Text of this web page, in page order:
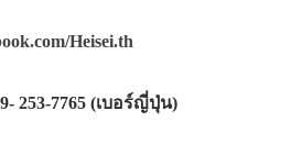
Heisei.th
253-7765 (เบอร์ญี่ปุ่น)
รถบัส
เดินทาง